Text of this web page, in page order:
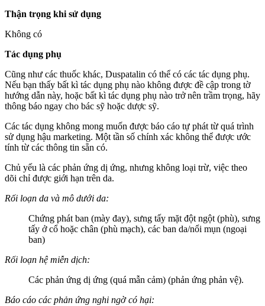
Thận trọng khi sử dụng
Không có
Tác dụng phụ
Cũng như các thuốc khác, Duspatalin có thể có các tác dụng phụ.
Nếu bạn thấy bất kì tác dụng phụ nào không được đề cập trong tờ
hướng dẫn này, hoặc bất kì tác dụng phụ nào trở nên trầm trọng, hãy
thông báo ngay cho bác sỹ hoặc dược sỹ.
Các tác dụng không mong muốn được báo cáo tự phát từ quá trình
sử dụng hậu marketing. Một tần số chính xác không thể được ước
tính từ các thông tin sẵn có.
Chủ yếu là các phản ứng dị ứng, nhưng không loại trừ, việc theo
dõi chỉ được giới hạn trên da.
Rối loạn da và mô dưới da:
Chứng phát ban (mày đay), sưng tấy mặt đột ngột (phù), sưng
tấy ở cổ hoặc chân (phù mạch), các ban da/nổi mụn (ngoại
ban)
Rối loạn hệ miễn dịch:
Các phản ứng dị ứng (quá mẫn cảm) (phản ứng phản vệ).
Báo cáo các phản ứng nghi ngờ có hại: